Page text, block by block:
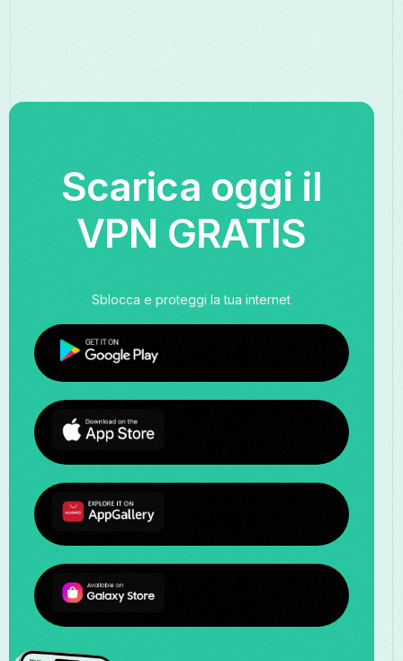
Scarica oggi il
VPN GRATIS
Sblocca e proteggi la tua internet